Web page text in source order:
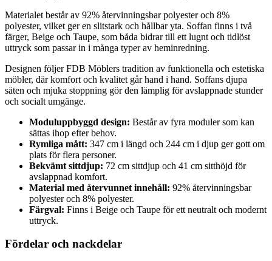
Materialet består av 92% återvinningsbar polyester och 8%
polyester, vilket ger en slitstark och hållbar yta. Soffan finns i två
färger, Beige och Taupe, som båda bidrar till ett lugnt och tidlöst
uttryck som passar in i många typer av heminredning.
Designen följer FDB Möblers tradition av funktionella och estetiska
möbler, där komfort och kvalitet går hand i hand. Soffans djupa
säten och mjuka stoppning gör den lämplig för avslappnade stunder
och socialt umgänge.
Moduluppbyggd design: Består av fyra moduler som kan
sättas ihop efter behov.
Rymliga mått: 347 cm i längd och 244 cm i djup ger gott om
plats för flera personer.
Bekvämt sittdjup: 72 cm sittdjup och 41 cm sitthöjd för
avslappnad komfort.
Material med återvunnet innehåll: 92% återvinningsbar
polyester och 8% polyester.
Färgval: Finns i Beige och Taupe för ett neutralt och modernt
uttryck.
Fördelar och nackdelar